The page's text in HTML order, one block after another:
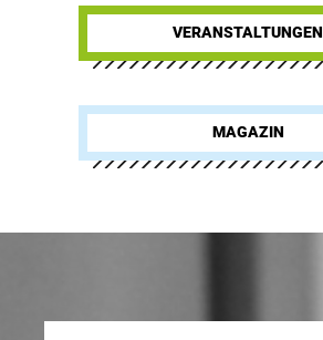
VERANSTALTUNGEN
MAGAZIN